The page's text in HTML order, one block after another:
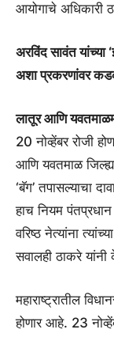
आयोगाचे अधिकारी
अरविंद सावंत यांच्या
अशा प्रकरणांवर
लातूर आणि
20 नोव्हेंबर रोजी
आणि यवतमाळ
‘बॅग’ तपासल्याचा
हाच नियम
वरिष्ठ नेत्यांना
सवालही ठाकरे यांनी
महाराष्ट्रातील
होणार आहे. 23